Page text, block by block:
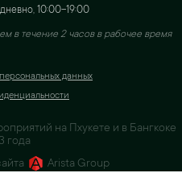
10:00–19:00
в течение 2 часов в рабочее время
данных
на Пхукете и в Бангкоке
года
Arista Group